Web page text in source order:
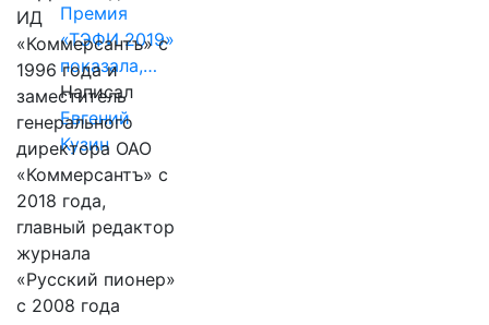
Премия
«ТЭФИ 2019»
показала,…
Написал
Евгений
Кузин
ИД
«Коммерсантъ» с
1996 года и
заместитель
генерального
директора ОАО
«Коммерсантъ» с
2018 года,
главный редактор
журнала
«Русский пионер»
с 2008 года